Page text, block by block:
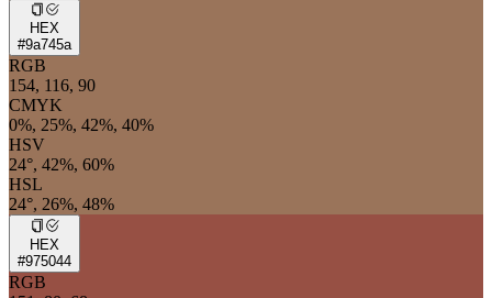
HEX
#9a745a
RGB
154, 116, 90
CMYK
0%, 25%, 42%, 40%
HSV
24°, 42%, 60%
HSL
24°, 26%, 48%
HEX
#975044
RGB